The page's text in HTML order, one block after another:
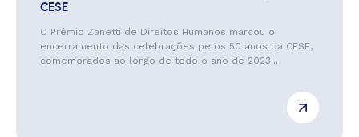
CESE
O Prêmio Zanetti de Direitos Humanos marcou o
encerramento das celebrações pelos 50 anos da CESE,
comemorados ao longo de todo o ano de 2023...